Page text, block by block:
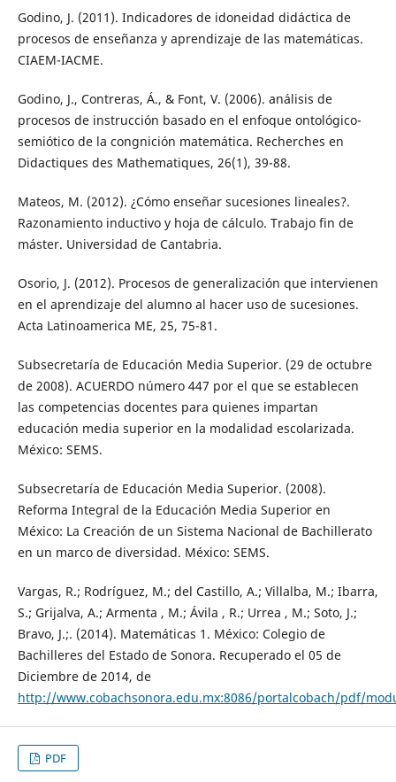
Godino, J. (2011). Indicadores de idoneidad didáctica de
procesos de enseñanza y aprendizaje de las matemáticas.
CIAEM-IACME.
Godino, J., Contreras, Á., & Font, V. (2006). análisis de
procesos de instrucción basado en el enfoque ontológico-
semiótico de la congnición matemática. Recherches en
Didactiques des Mathematiques, 26(1), 39-88.
Mateos, M. (2012). ¿Cómo enseñar sucesiones lineales?.
Razonamiento inductivo y hoja de cálculo. Trabajo fin de
máster. Universidad de Cantabria.
Osorio, J. (2012). Procesos de generalización que intervienen
en el aprendizaje del alumno al hacer uso de sucesiones.
Acta Latinoamerica ME, 25, 75-81.
Subsecretaría de Educación Media Superior. (29 de octubre
de 2008). ACUERDO número 447 por el que se establecen
las competencias docentes para quienes impartan
educación media superior en la modalidad escolarizada.
México: SEMS.
Subsecretaría de Educación Media Superior. (2008).
Reforma Integral de la Educación Media Superior en
México: La Creación de un Sistema Nacional de Bachillerato
en un marco de diversidad. México: SEMS.
Vargas, R.; Rodríguez, M.; del Castillo, A.; Villalba, M.; Ibarra,
S.; Grijalva, A.; Armenta , M.; Ávila , R.; Urrea , M.; Soto, J.;
Bravo, J.;. (2014). Matemáticas 1. México: Colegio de
Bachilleres del Estado de Sonora. Recuperado el 05 de
Diciembre de 2014, de
http://www.cobachsonora.edu.mx:8086/portalcobach/pdf/
PDF